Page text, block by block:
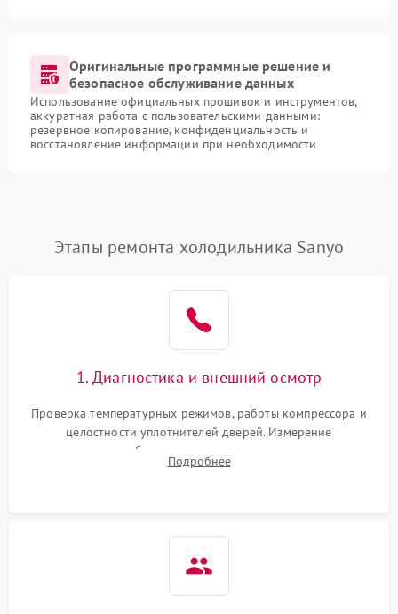
Оригинальные программные решение и
безопасное обслуживание данных
Использование официальных прошивок и инструментов,
аккуратная работа с пользовательскими данными:
резервное копирование, конфиденциальность и
восстановление информации при необходимости
Этапы ремонта холодильника Sanyo
1. Диагностика и внешний осмотр
Проверка температурных режимов, работы компрессора и
целостности уплотнителей дверей. Измерение
сопротивления обмоток мотора, проверка термостата и
считывание кодов ошибок с электронного дисплея.
Подробнее